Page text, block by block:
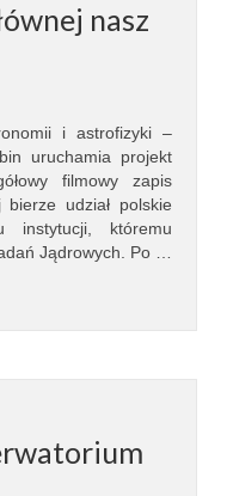
36
nasz
i astrofizyki –
uruchamia projekt
filmowy zapis
udział polskie
instytucji, któremu
Jądrowych. Po …